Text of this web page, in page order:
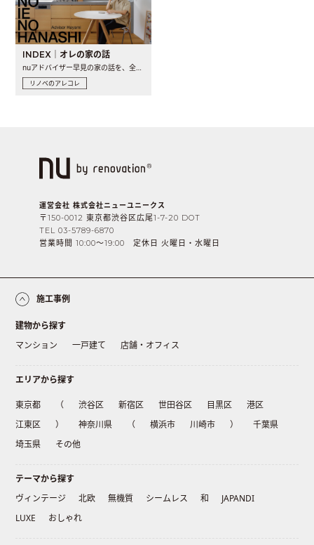
INDEX｜オレの家の話
リノベのアレコレ
運営会社 株式会社ニューユニークス
〒150-0012 東京都渋谷区広尾1-7-20 DOT
TEL 03-5789-6870
営業時間 10:00〜19:00 定休日 火曜日・水曜日
施工事例
建物から探す
マンション
一戸建て 店舗・オフィス
エリアから探す
東京都 （ 渋谷区 新宿区 世田谷区 目黒区
港区
江東区
） 神奈川県 （ 横浜市 川崎市 ）
千葉県
埼玉県
その他
テーマから探す
ヴィンテージ
北欧 無機質 シームレス 和
JAPANDI
LUXE
おしゃれ